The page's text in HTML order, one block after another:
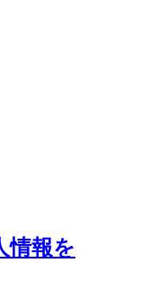
情報を